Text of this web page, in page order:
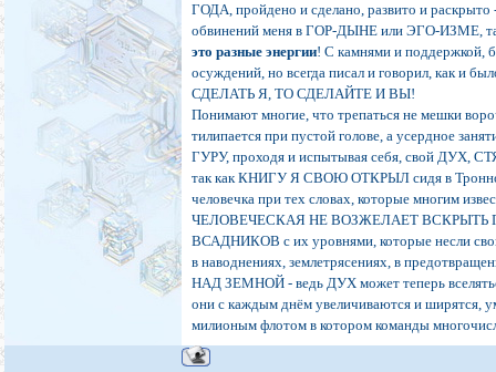
ГОДА, пройдено и сделано, развито и
обвинений меня в ГОР-ДЫНЕ или ЭГО-ИЗМЕ,
это разные энергии! С камнями и поддержкой,
осуждений, но всегда писал и говорил, как и
СДЕЛАТЬ Я, ТО СДЕЛАЙТЕ И ВЫ!
Понимают многие, что трепаться не мешки
тилипается при пустой голове, а усердное
ГУРУ, проходя и испытывая себя, свой ДУХ,
так как КНИГУ Я СВОЮ ОТКРЫЛ сидя в
человечка при тех словах, которые многим
ЧЕЛОВЕЧЕСКАЯ НЕ ВОЗЖЕЛАЕТ ВСКРЫТЬ
ВСАДНИКОВ с их уровнями, которые несли
в наводнениях, землетрясениях, в
НАД ЗЕМНОЙ - ведь ДУХ может теперь
они с каждым днём увеличиваются и ширятся,
милионым флотом в котором команды